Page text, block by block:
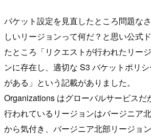
バケット設定を見直したところ問題な
しいリージョンって何だ？と思い公式
たところ「リクエストが行われたリー
ンに存在し、適切な S3 バケットポリ
がある」という記載がありました。
Organizations はグローバルサービスだ
行われているリージョンはバージニア
から気付き、バージニア北部リージョ